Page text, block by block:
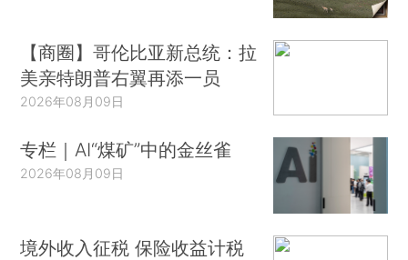
【商圈】哥伦比亚新总统：拉
美亲特朗普右翼再添一员
2026年08月09日
专栏｜AI“煤矿”中的金丝雀
2026年08月09日
境外收入征税 保险收益计税